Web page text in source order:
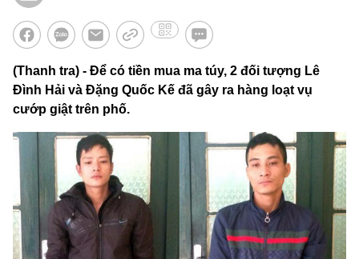
(Thanh tra) - Để có tiền mua ma túy, 2 đối tượng Lê
Đình Hải và Đặng Quốc Kế đã gây ra hàng loạt vụ
cướp giật trên phố.